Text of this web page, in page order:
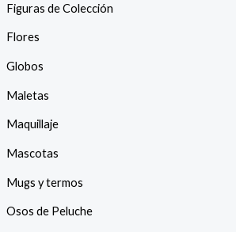
Figuras de Colección
Flores
Globos
Maletas
Maquillaje
Mascotas
Mugs y termos
Osos de Peluche